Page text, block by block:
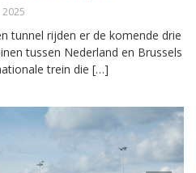
tunnel rijden er de komende drie
tussen Nederland en Brussels
trein die […]